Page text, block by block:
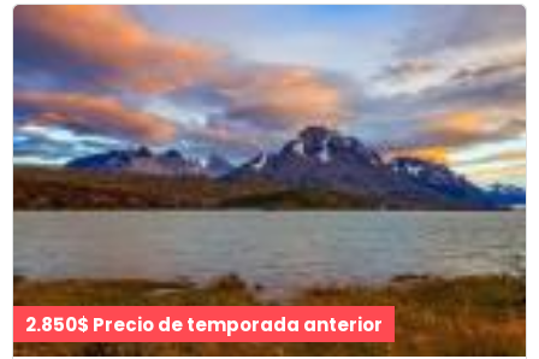
2.850$ Precio de temporada anterior